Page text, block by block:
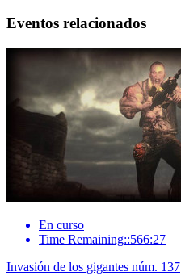
Eventos relacionados
En curso
Time Remaining::566:27
Invasión de los gigantes núm. 137